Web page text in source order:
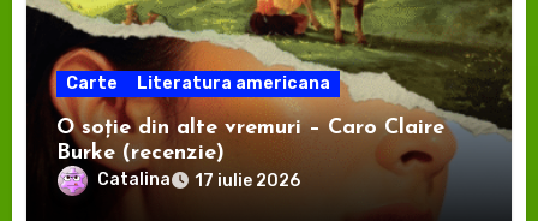
Carte Literatura americana
O soție din alte vremuri – Caro Claire
Burke (recenzie)
Catalina 17 iulie 2026